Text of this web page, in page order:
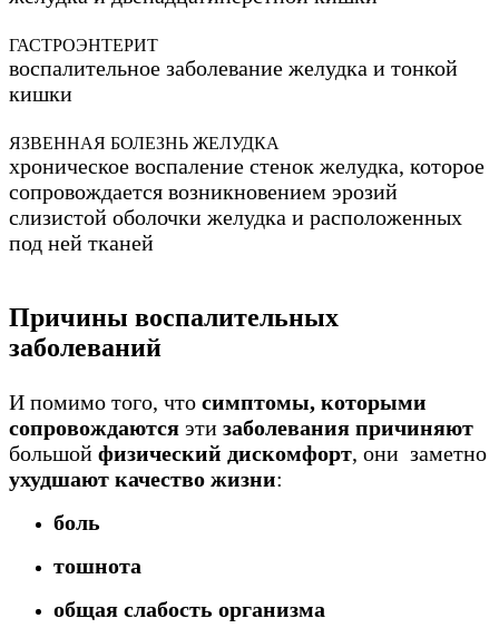
ГАСТРОЭНТЕРИТ
воспалительное заболевание желудка и тонкой
кишки
ЯЗВЕННАЯ БОЛЕЗНЬ ЖЕЛУДКА
хроническое воспаление стенок желудка, которое
сопровождается возникновением эрозий
слизистой оболочки желудка и расположенных
под ней тканей
Причины воспалительных
заболеваний
И помимо того, что симптомы, которыми
сопровождаются эти заболевания причиняют
большой физический дискомфорт, они заметно
ухудшают качество жизни:
боль
тошнота
общая слабость организма